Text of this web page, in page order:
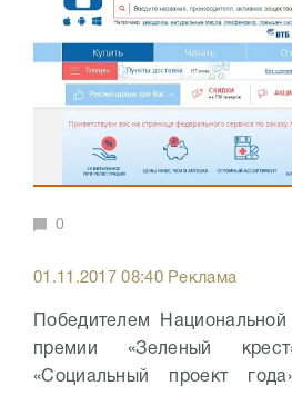
0
01.11.2017 08:40 Реклама
Победителем
премии «Зеленый
«Социальный проект